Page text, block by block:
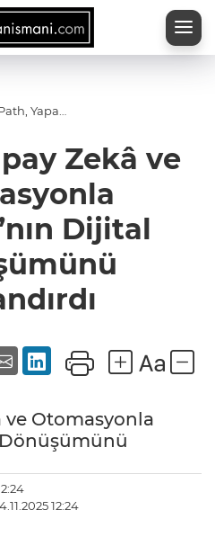
Yapay
Zekâ ve
Dijital
ve Otomasyonla
Dönüşümünü
12:24